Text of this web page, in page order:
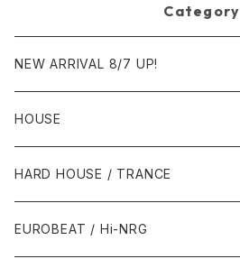
Category
NEW ARRIVAL 8/7 UP!
HOUSE
1980年代
1987年・以前
1990年代
HARD HOUSE / TRANCE
1990年代
EUROBEAT / Hi-NRG